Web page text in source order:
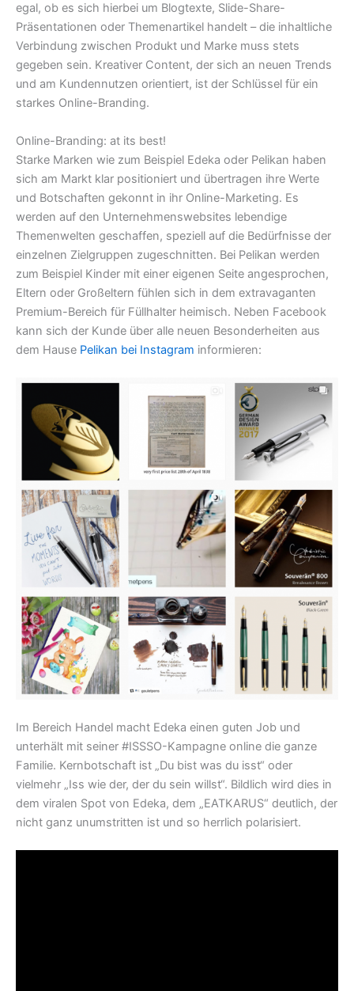
egal, ob es sich hierbei um Blogtexte, Slide-Share-
Präsentationen oder Themenartikel handelt – die inhaltliche
Verbindung zwischen Produkt und Marke muss stets
gegeben sein. Kreativer Content, der sich an neuen Trends
und am Kundennutzen orientiert, ist der Schlüssel für ein
starkes Online-Branding.
Online-Branding: at its best!
Starke Marken wie zum Beispiel Edeka oder Pelikan haben
sich am Markt klar positioniert und übertragen ihre Werte
und Botschaften gekonnt in ihr Online-Marketing. Es
werden auf den Unternehmenswebsites lebendige
Themenwelten geschaffen, speziell auf die Bedürfnisse der
einzelnen Zielgruppen zugeschnitten. Bei Pelikan werden
zum Beispiel Kinder mit einer eigenen Seite angesprochen,
Eltern oder Großeltern fühlen sich in dem extravaganten
Premium-Bereich für Füllhalter heimisch. Neben Facebook
kann sich der Kunde über alle neuen Besonderheiten aus
dem Hause Pelikan bei Instagram informieren:
Im Bereich Handel macht Edeka einen guten Job und
unterhält mit seiner #ISSSO-Kampagne online die ganze
Familie. Kernbotschaft ist „Du bist was du isst“ oder
vielmehr „Iss wie der, der du sein willst“. Bildlich wird dies in
dem viralen Spot von Edeka, dem „EATKARUS“ deutlich, der
nicht ganz unumstritten ist und so herrlich polarisiert.